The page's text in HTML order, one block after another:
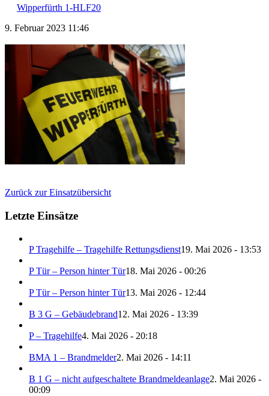
Wipperfürth 1-HLF20
9. Februar 2023 11:46
Zurück zur Einsatzübersicht
Letzte Einsätze
P Tragehilfe – Tragehilfe Rettungsdienst19. Mai 2026 - 13:53
P Tür – Person hinter Tür18. Mai 2026 - 00:26
P Tür – Person hinter Tür13. Mai 2026 - 12:44
B 3 G – Gebäudebrand12. Mai 2026 - 13:39
P – Tragehilfe4. Mai 2026 - 20:18
BMA 1 – Brandmelder2. Mai 2026 - 14:11
B 1 G – nicht aufgeschaltete Brandmeldeanlage2. Mai 2026 -
00:09